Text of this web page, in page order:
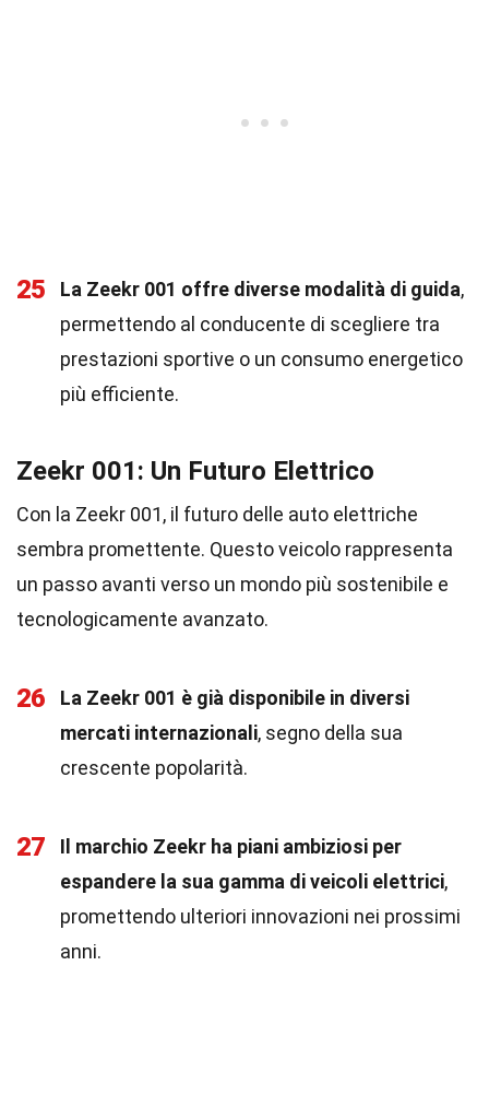
25 La Zeekr 001 offre diverse modalità di guida,
permettendo al conducente di scegliere tra
prestazioni sportive o un consumo energetico
più efficiente.
Zeekr 001: Un Futuro Elettrico
Con la Zeekr 001, il futuro delle auto elettriche
sembra promettente. Questo veicolo rappresenta
un passo avanti verso un mondo più sostenibile e
tecnologicamente avanzato.
26
La Zeekr 001 è già disponibile in diversi
mercati internazionali, segno della sua
crescente popolarità.
27
Il marchio Zeekr ha piani ambiziosi per
espandere la sua gamma di veicoli elettrici,
promettendo ulteriori innovazioni nei prossimi
anni.